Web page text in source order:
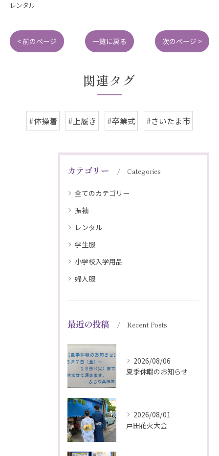
レンタル
< 前のページ 一覧に戻る 次のページ >
関連タグ
#体操着 #上履き #卒業式 #さいたま市
カテゴリー Categories
全てのカテゴリー
振袖
レンタル
学生服
小学校入学用品
婦人服
最近の投稿 Recent Posts
2026/08/06
夏季休暇のお知らせ
2026/08/01
戸田花火大会